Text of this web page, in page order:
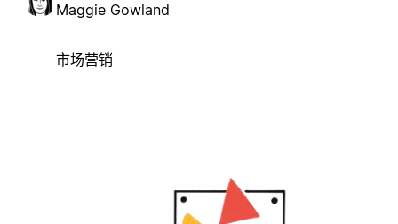
Maggie Gowland
市场营销